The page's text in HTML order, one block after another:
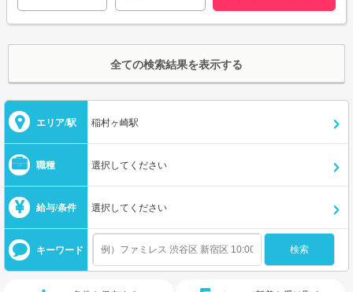
全ての検索結果を表示する
エリア/駅 稲村ヶ崎駅
職種 選択してください
給与/条件 選択してください
キーワード